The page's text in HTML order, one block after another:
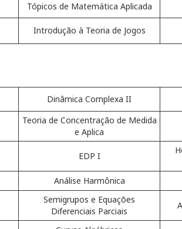
Tópicos de Matemática Aplicada
Introdução à Teoria de Jogos
Dinâmica Complexa II
Teoria de Concentração de Medida
e Aplica
EDP I
Análise Harmônica
Semigrupos e Equações
Diferenciais Parciais